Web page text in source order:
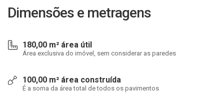
Dimensões e metragens
180,00 m² área útil
Área exclusiva do imóvel, sem considerar as paredes
100,00 m² área construída
É a soma da área total de todos os pavimentos